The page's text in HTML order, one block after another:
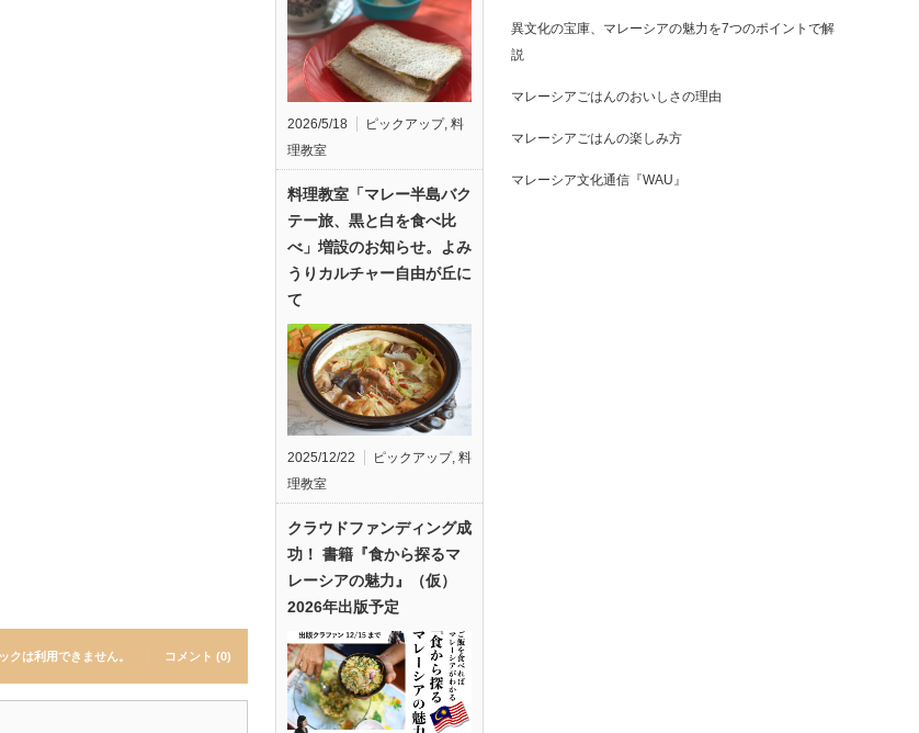
クは利用できません。 コメント (0)
2026/5/18 ピックアップ, 料
理教室
料理教室「マレー半島バク
テー旅、黒と白を食べ比
べ」増設のお知らせ。よみ
うりカルチャー自由が丘に
て
2025/12/22 ピックアップ, 料
理教室
クラウドファンディング成
功！ 書籍『食から探るマ
レーシアの魅力』（仮）
2026年出版予定
異文化の宝庫、マレーシアの魅力を7つのポイントで解
説
マレーシアごはんのおいしさの理由
マレーシアごはんの楽しみ方
マレーシア文化通信『WAU』